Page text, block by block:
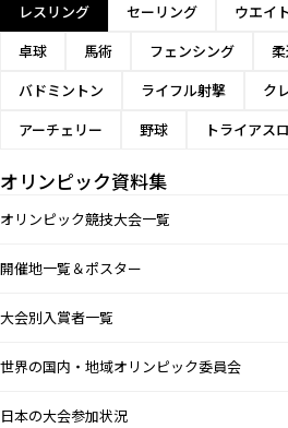
レスリング
セーリング ウエイ
卓球
馬術 フェンシング
バドミントン
ライフル射撃 ク
アーチェリー
野球 トライアス
オリンピック資料集
オリンピック競技大会一覧
開催地一覧＆ポスター
大会別入賞者一覧
世界の国内・地域オリンピック委員会
日本の大会参加状況